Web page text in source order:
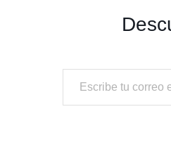
Escribe tu correo electrónico…